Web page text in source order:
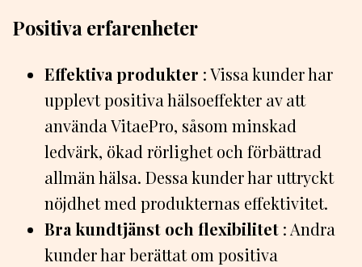
Positiva erfarenheter
Effektiva produkter : Vissa kunder har
upplevt positiva hälsoeffekter av att
använda VitaePro, såsom minskad
ledvärk, ökad rörlighet och förbättrad
allmän hälsa. Dessa kunder har uttryckt
nöjdhet med produkternas effektivitet.
Bra kundtjänst och flexibilitet : Andra
kunder har berättat om positiva